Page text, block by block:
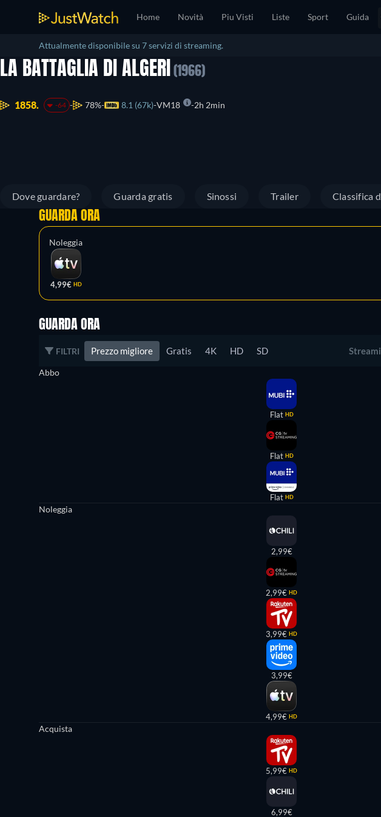
Home Novità Piu Visti Liste Sport Guida
Attualmente disponibile su 7 servizi di streaming.
LA BATTAGLIA DI ALGERI (1966)
1858. -64 78% 8.1 (67k) VM18 2h 2min
Dove guardare? Guarda gratis Sinossi Trailer Classifica
GUARDA ORA
Noleggia
4,99€ HD
GUARDA ORA
FILTRI Prezzo migliore Gratis 4K HD SD
Abbo
Flat HD
Flat HD
Flat HD
Noleggia
2,99€
2,99€ HD
3,99€ HD
3,99€
4,99€ HD
Acquista
5,99€ HD
6,99€